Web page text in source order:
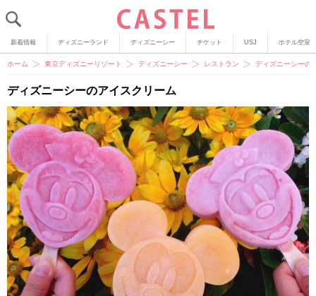
新着情報 ディズニーランド ディズニーシー チケット USJ ホテル空室
ホーム 東京ディズニーリゾート ディズニーシー レストラン ディズニーシーの
ディズニーシーのアイスクリーム